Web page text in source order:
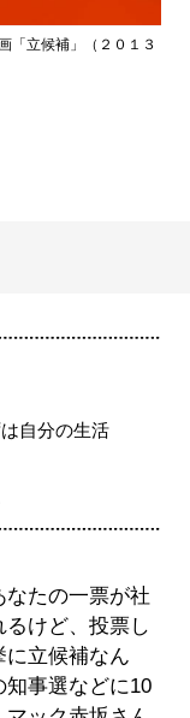
「立候補」（２０１３
自分の生活
たの一票が社
けど、投票し
立候補なん
事選などに10